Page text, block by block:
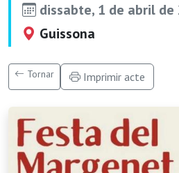
dissabte, 1 de abril de
Guissona
Tornar Imprimir acte